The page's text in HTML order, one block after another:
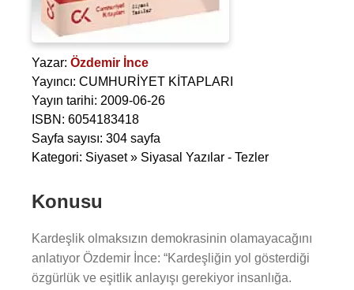
Yazar: Özdemir İnce
Yayıncı: CUMHURİYET KİTAPLARI
Yayın tarihi: 2009-06-26
ISBN: 6054183418
Sayfa sayısı: 304 sayfa
Kategori: Siyaset » Siyasal Yazılar - Tezler
Konusu
Kardeşlik olmaksızın demokrasinin olamayacağını
anlatıyor Özdemir İnce: “Kardeşliğin yol gösterdiği
özgürlük ve eşitlik anlayışı gerekiyor insanlığa.